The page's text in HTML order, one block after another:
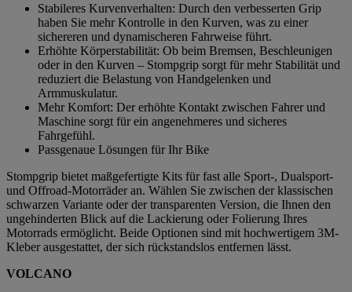
Stabileres Kurvenverhalten: Durch den verbesserten Grip
haben Sie mehr Kontrolle in den Kurven, was zu einer
sichereren und dynamischeren Fahrweise führt.
Erhöhte Körperstabilität: Ob beim Bremsen, Beschleunigen
oder in den Kurven – Stompgrip sorgt für mehr Stabilität und
reduziert die Belastung von Handgelenken und
Armmuskulatur.
Mehr Komfort: Der erhöhte Kontakt zwischen Fahrer und
Maschine sorgt für ein angenehmeres und sicheres
Fahrgefühl.
Passgenaue Lösungen für Ihr Bike
Stompgrip bietet maßgefertigte Kits für fast alle Sport-, Dualsport-
und Offroad-Motorräder an. Wählen Sie zwischen der klassischen
schwarzen Variante oder der transparenten Version, die Ihnen den
ungehinderten Blick auf die Lackierung oder Folierung Ihres
Motorrads ermöglicht. Beide Optionen sind mit hochwertigem 3M-
Kleber ausgestattet, der sich rückstandslos entfernen lässt.
VOLCANO